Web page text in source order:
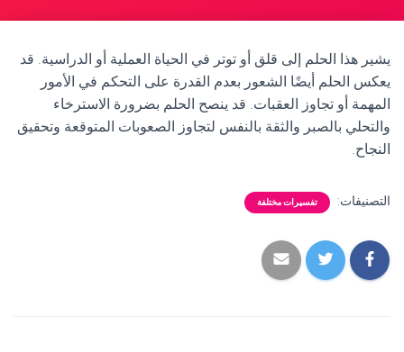
يشير هذا الحلم إلى قلق أو توتر في الحياة العملية أو الدراسية. قد
يعكس الحلم أيضًا الشعور بعدم القدرة على التحكم في الأمور
المهمة أو تجاوز العقبات. قد ينصح الحلم بضرورة الاسترخاء
والتحلي بالصبر والثقة بالنفس لتجاوز الصعوبات المتوقعة وتحقيق
النجاح.
التصنيفات: تفسيرات مختلفة